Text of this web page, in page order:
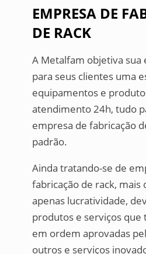
EMPRESA DE
DE RACK
A Metalfam objetiva sua
para seus clientes uma
equipamentos e
atendimento 24h, tudo
empresa de fabricação
padrão.
Ainda tratando-se de
fabricação de rack, mais
apenas lucratividade,
produtos e serviços que
em ordem aprovadas
outros e serviços